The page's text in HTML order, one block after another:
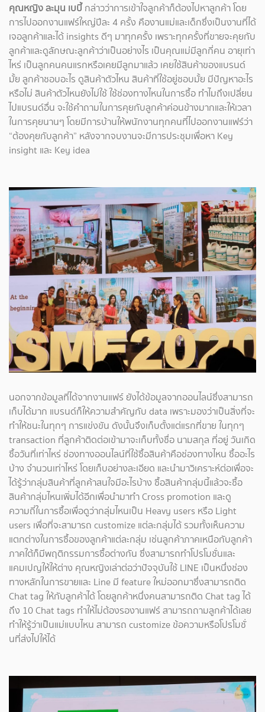
คุณหญิง ละมุน เบบี้กล่าวว่าการเข้าใจลูกค้าก็ต้องไปหาลูกค้า โดย
การไปออกงานแฟร์ใหญ่ปีละ 4 ครั้ง คืองานแม่และเด็กซึ่งเป็นงานที่ได้
เจอลูกค้าและได้ insights ดีๆ มาทุกครั้ง เพราะทุกครั้งที่ขายจะคุยกับ
ลูกค้าและดูลักษณะลูกค้าว่าเป็นอย่างไร เป็นคุณแม่มีลูกกี่คน อายุเท่า
ไหร่ เป็นลูกคนคนแรกหรือเคยมีลูกมาแล้ว เคยใช้สินค้าของแบรนด์
มั้ย ลูกค้าชอบอะไร ดูสินค้าตัวไหน สินค้าที่ใช้อยู่ชอบมั้ย มีปัญหาอะไร
หรือไม่ สินค้าตัวไหนยังไม่ใช้ ใช้ช่องทางไหนในการซื้อ ทำไมถึงเปลี่ยน
ไปแบรนด์อื่น จะใช้คำถามในการคุยกับลูกค้าค่อนข้างมากและให้เวลา
ในการคุยนานๆ โดยมีการบ้านให้พนักงานทุกคนที่ไปออกงานแฟร์ว่า
“ต้องคุยกับลูกค้า” หลังจากจบงานจะมีการประชุมเพื่อหา Key
insight และ Key idea
นอกจากข้อมูลที่ได้จากงานแฟร์ ยังได้ข้อมูลจากออนไลน์ซึ่งสามารถ
เก็บได้มาก แบรนด์ก็ให้ความสำคัญกับ data เพราะมองว่าเป็นสิ่งที่จะ
ทำให้ชนะในทุกๆ การแข่งขัน ดังนั้นจึงเก็บตั้งแต่แรกที่ขาย ในทุกๆ
transaction ที่ลูกค้าติดต่อเข้ามาจะเก็บทั้งชื่อ นามสกุล ที่อยู่ วันเกิด
ซื้อวันที่เท่าไหร่ ช่องทางออนไลน์ที่ใช้ซื้อสินค้าคือช่องทางไหน ซื้ออะไร
บ้าง จำนวนเท่าไหร่ โดยเก็บอย่างละเอียด และนำมาวิเคราะห์ต่อเพื่อจะ
ได้รู้ว่ากลุ่มสินค้าที่ลูกค้าสนใจมีอะไรบ้าง ซื้อสินค้ากลุ่มนี้แล้วจะซื้อ
สินค้ากลุ่มไหนเพิ่มได้อีกเพื่อนำมาทำ Cross promotion และดู
ความถี่ในการซื้อเพื่อดูว่ากลุ่มไหนเป็น Heavy users หรือ Light
users เพื่อที่จะสามารถ customize แต่ละกลุ่มได้ รวมทั้งเห็นความ
แตกต่างในการซื้อของลูกค้าแต่ละกลุ่ม เช่นลูกค้าภาคเหนือกับลูกค้า
ภาคใต้ก็มีพฤติกรรมการซื้อต่างกัน ซึ่งสามารถทำโปรโมชั่นและ
แคมเปญให้ให้ต่าง คุณหญิงเล่าต่อว่าปัจจุบันใช้ LINE เป็นหนึ่งช่อง
ทางหลักในการขายและ Line มี feature ใหม่ออกมาซึ่งสามารถติด
Chat tag ให้กับลูกค้าได้ โดยลูกค้าหนึ่งคนสามารถติด Chat tag ได้
ถึง 10 Chat tags ทำให้ไม่ต้องรองานแฟร์ สามารถถามลูกค้าได้เลย
ทำให้รู้ว่าเป็นแม่แบบไหน สามารถ customize ข้อความหรือโปรโมชั่
นที่ส่งไปให้ได้